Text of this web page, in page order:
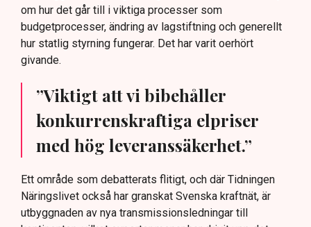
om hur det går till i viktiga processer som
budgetprocesser, ändring av lagstiftning och generellt
hur statlig styrning fungerar. Det har varit oerhört
givande.
”Viktigt att vi bibehåller
konkurrenskraftiga elpriser
med hög leveranssäkerhet.”
Ett område som debatterats flitigt, och där Tidningen
Näringslivet också har granskat Svenska kraftnät, är
utbyggnaden av nya transmissionsledningar till